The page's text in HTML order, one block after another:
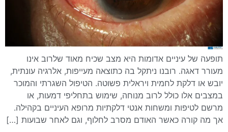
תופעה של עיניים אדומות היא מצב שכיח מאוד שלרוב אינו
מעורר דאגה. רובנו ניתקל בה כתוצאה מעייפות, אלרגיה עונתית,
יובש או דלקת לחמית ויראלית פשוטה. הטיפול השגרתי והמוכר
במצבים אלו כולל לרוב מנוחה, שימוש בתחליפי דמעות, או
מרשם לטיפות ומשחות אנטי דלקתיות מרופא העיניים בקהילה.
אך מה קורה כאשר האודם מסרב לחלוף, וגם לאחר שבועות […]